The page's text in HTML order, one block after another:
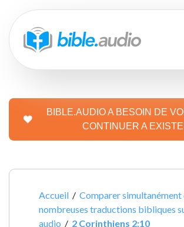
BIBLE.AUDIO A BESOIN DE
CONTINUER A
Accueil /Comparer simultanément
nombreuses traductions bibliques
audio / 2 Corinthiens 2:10